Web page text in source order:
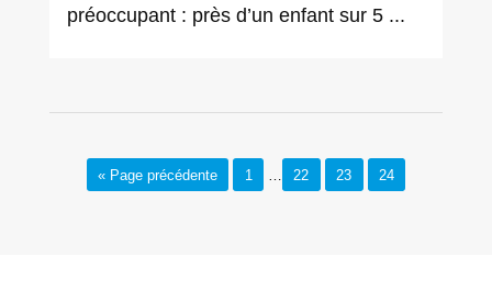
préoccupant : près d’un enfant sur 5 ...
« Page précédente 1 22 23 24